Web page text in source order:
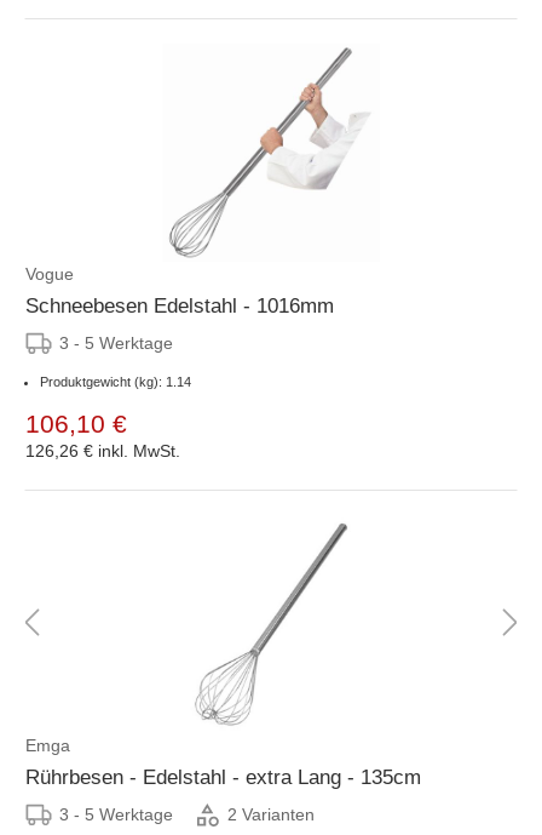
Vogue
Schneebesen Edelstahl - 1016mm
3 - 5 Werktage
Produktgewicht (kg): 1.14
106,10 €
126,26 € inkl. MwSt.
Emga
Rührbesen - Edelstahl - extra Lang - 135cm
3 - 5 Werktage 2 Varianten